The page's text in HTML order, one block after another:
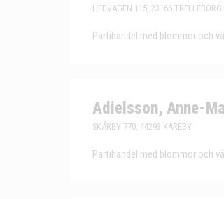
HEDVÄGEN 115, 23166 TRELLEBORG
Partihandel med blommor och
Adielsson, Anne-
SKÅRBY 770, 44293 KAREBY
Partihandel med blommor och